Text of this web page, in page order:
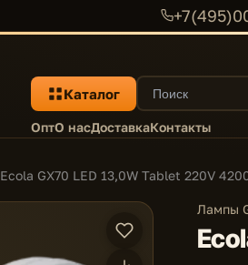
Каталог
ОптО насДоставкаКонтакты
Ecola GX70 LED 13,0W Tablet 220V
Лампы